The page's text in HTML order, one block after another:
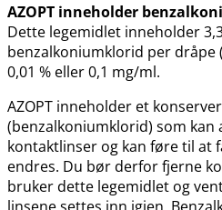
AZOPT inneholder
Dette legemidlet inneholder
benzalkoniumklorid per dråpe
0,01 % eller 0,1 mg​/​ml.
AZOPT inneholder et
(benzalkoniumklorid) som kan
kontaktlinser og kan føre til at
endres. Du bør derfor fjerne
bruker dette legemidlet og